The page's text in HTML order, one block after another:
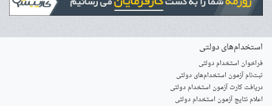
استخدام‌های دولتی
فراخوان استخدام دولتی
ثبت‌نام آزمون‌ استخدام‌های دولتی
دریافت کارت آزمون استخدام دولتی
اعلام نتایج آزمون استخدام دولتی